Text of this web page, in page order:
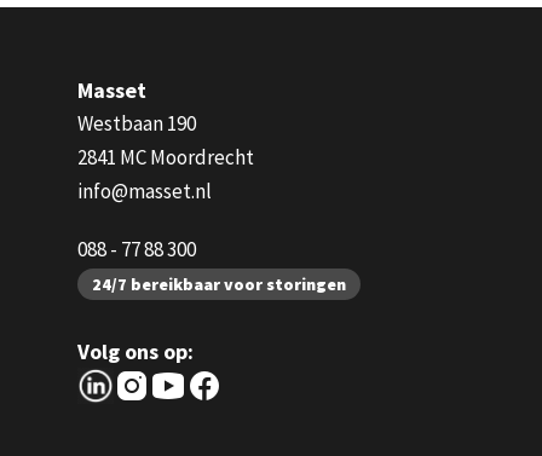
Masset
Westbaan 190
2841 MC Moordrecht
info@masset.nl
088 - 77 88 300
24/7 bereikbaar voor storingen
Volg ons op: